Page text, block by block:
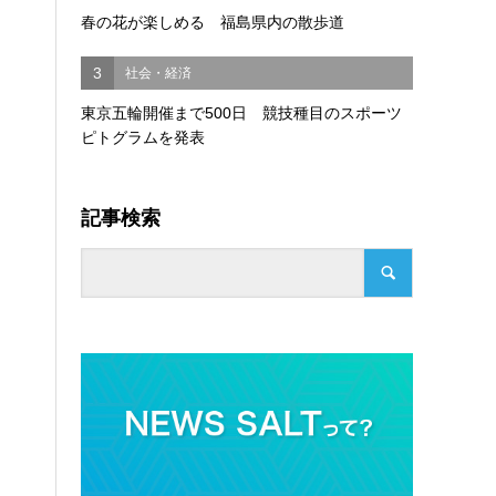
春の花が楽しめる 福島県内の散歩道
3 社会・経済
東京五輪開催まで500日 競技種目のスポーツ
ピトグラムを発表
記事検索